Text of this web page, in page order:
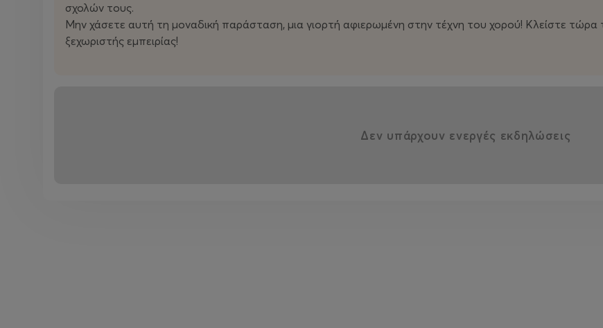
σχολών τους.
Μην χάσετε αυτή τη μοναδική παράσταση, μια γιορτή αφιερωμένη στην τέχνη του χορού! Κλείστε τώρα
ξεχωριστής εμπειρίας!
Δεν υπάρχουν ενεργές εκδηλώσεις